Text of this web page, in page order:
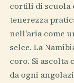
cortili di scuola
tenerezza
nell'aria come
selce. La
coro. Si ascolta
da ogni